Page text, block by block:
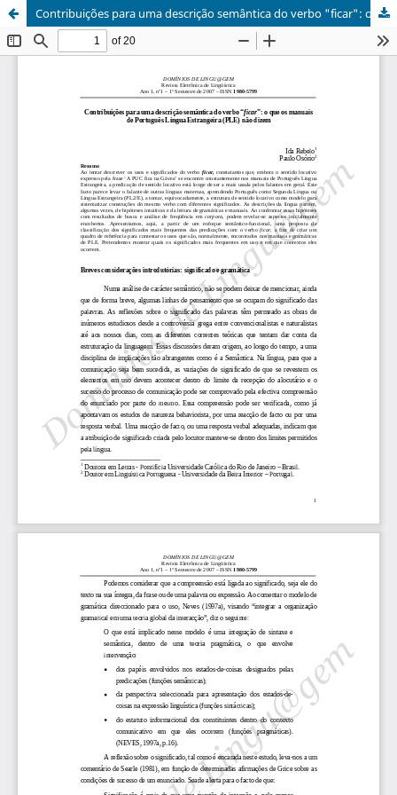
Contribuições para uma descrição semântica do verbo "ficar": o que os manuais de Português Língua Estrangeira (PLE) não dizem